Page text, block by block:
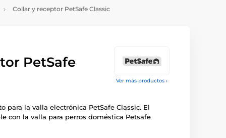
Collar y receptor PetSafe Classic
Ver más productos ›
PetSafe
para la valla electrónica PetSafe Classic. El
con la valla para perros doméstica Petsafe